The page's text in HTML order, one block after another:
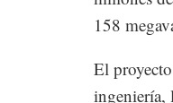
158
El
ingeniería,